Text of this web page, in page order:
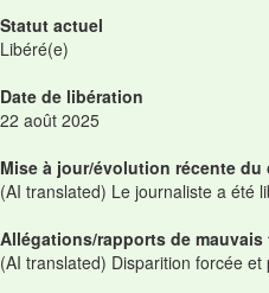
Statut actuel
Libéré(e)
Date de libération
22 août 2025
Mise à jour/évolution récente du
(AI translated) Le journaliste a été
Allégations/rapports de mauvais
(AI translated) Disparition forcée